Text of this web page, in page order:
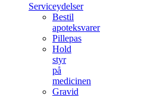
Serviceydelser
Bestil
apoteksvarer
Pillepas
Hold
styr
på
medicinen
Gravid